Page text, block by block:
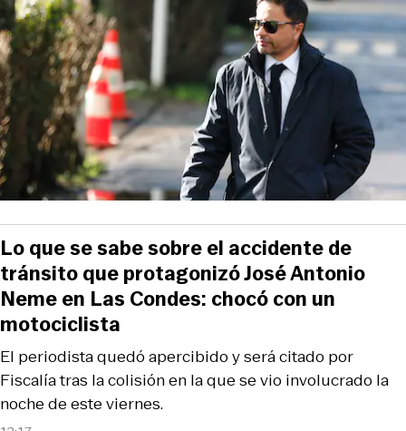
El periodista quedó apercibido y será citado por
Fiscalía tras la colisión en la que se vio involucrado la
noche de este viernes.
Lo que se sabe sobre el accidente de
tránsito que protagonizó José Antonio
Neme en Las Condes: chocó con un
motociclista